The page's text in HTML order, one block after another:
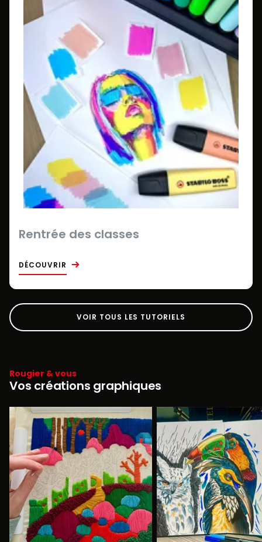
Rentrée des classes
DÉCOUVRIR
VOIR TOUS LES TUTORIELS
Rougier & vous
Vos créations graphiques